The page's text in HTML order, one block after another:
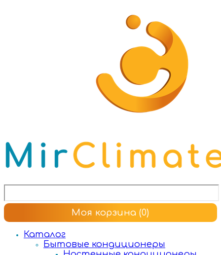
Моя корзина (0)
Каталог
Бытовые кондиционеры